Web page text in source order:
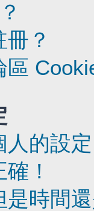
？
區
人的設
！
是時間